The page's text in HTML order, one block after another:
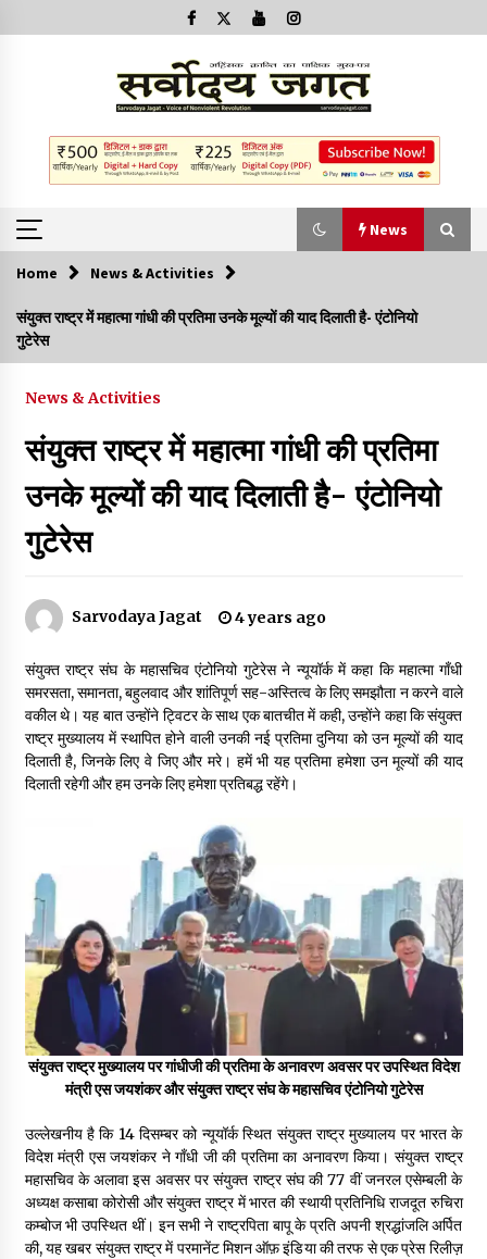
News
News
बनारस में अब सर्व सेवा संघ के मुख्य भवनों को ध्वस्त करने का खतरा
3 years ago
3 years ago
इतिहास बदलने के प्रयास का विरोध करना होगा
3 years ago
चाइनीज मस्ट गो
3 years ago
गांधी के रास्ते ही वैश्विक समस्याओं का समाधान सम्भव
3 years ago
पीवी राजगोपाल को जापान का निवानो शांति पुरस्कार
3 years ago
3 years ago
राष्ट्रीय आन्दोलन में भाषाओं की भूमिका पर एक जरूरी दस्तावेज
3 years ago
Home News & Activities
संयुक्त राष्ट्र में महात्मा गांधी की प्रतिमा उनके मूल्यों की याद दिलाती है- एंटोनियो
गुटेरेस
News & Activities
संयुक्त राष्ट्र में महात्मा गांधी की प्रतिमा
उनके मूल्यों की याद दिलाती है- एंटोनियो
गुटेरेस
Sarvodaya Jagat 4 years ago
संयुक्त राष्ट्र संघ के महासचिव एंटोनियो गुटेरेस ने न्यूयॉर्क में कहा कि महात्मा गाँधी
समरसता, समानता, बहुलवाद और शांतिपूर्ण सह-अस्तित्व के लिए समझौता न करने वाले
वकील थे। यह बात उन्होंने ट्विटर के साथ एक बातचीत में कही, उन्होंने कहा कि संयुक्त
राष्ट्र मुख्यालय में स्थापित होने वाली उनकी नई प्रतिमा दुनिया को उन मूल्यों की याद
दिलाती है, जिनके लिए वे जिए और मरे। हमें भी यह प्रतिमा हमेशा उन मूल्यों की याद
दिलाती रहेगी और हम उनके लिए हमेशा प्रतिबद्ध रहेंगे।
संयुक्त राष्ट्र मुख्यालय पर गांधीजी की प्रतिमा के अनावरण अवसर पर उपस्थित विदेश
मंत्री एस जयशंकर और संयुक्त राष्ट्र संघ के महासचिव एंटोनियो गुटेरेस
उल्लेखनीय है कि 14 दिसम्बर को न्यूयॉर्क स्थित संयुक्त राष्ट्र मुख्यालय पर भारत के
विदेश मंत्री एस जयशंकर ने गाँधी जी की प्रतिमा का अनावरण किया। संयुक्त राष्ट्र
महासचिव के अलावा इस अवसर पर संयुक्त राष्ट्र संघ की 77 वीं जनरल एसेम्बली के
अध्यक्ष कसाबा कोरोसी और संयुक्त राष्ट्र में भारत की स्थायी प्रतिनिधि राजदूत रुचिरा
कम्बोज भी उपस्थित थीं। इन सभी ने राष्ट्रपिता बापू के प्रति अपनी श्रद्धांजलि अर्पित
की, यह खबर संयुक्त राष्ट्र में परमानेंट मिशन ऑफ़ इंडिया की तरफ से एक प्रेस रिलीज़